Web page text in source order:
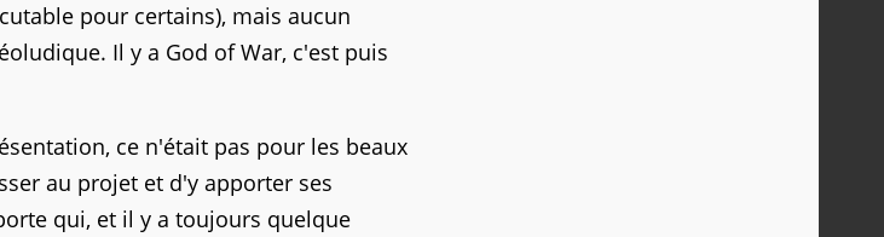
pour certains), mais aucun
Il y a God of War, c'est puis
ce n'était pas pour les beaux
au projet et d'y apporter ses
qui, et il y a toujours quelque